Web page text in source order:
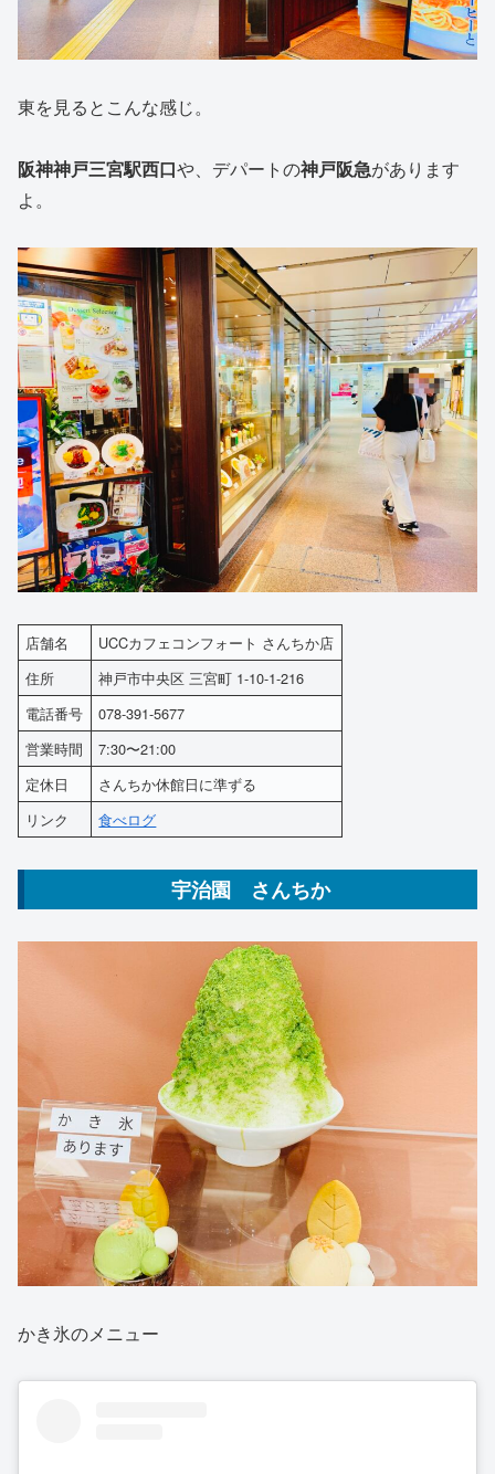
東を見るとこんな感じ。
阪神神戸三宮駅西口や、デパートの神戸阪急があります
よ。
店舗名
UCCカフェコンフォート さんちか店
住所
神戸市中央区 三宮町 1-10-1-216
電話番号
078-391-5677
営業時間
7:30〜21:00
定休日
さんちか休館日に準ずる
リンク
食べログ
宇治園 さんちか
かき氷のメニュー